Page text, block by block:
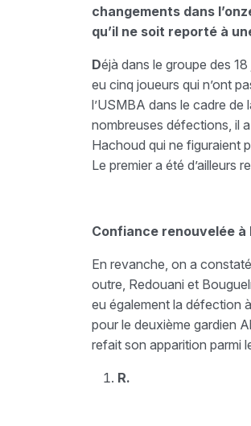
changements dans
qu’il ne soit reporté à
Déjà dans le groupe des
eu cinq joueurs qui n’ont
l’USMBA dans le cadre de
nombreuses défections, il
Hachoud qui ne figuraient
Le premier a été d’ailleurs
Confiance renouvelée à
En revanche, on a
outre, Redouani et
eu également la défection
pour le deuxième gardien
refait son apparition parmi
R.